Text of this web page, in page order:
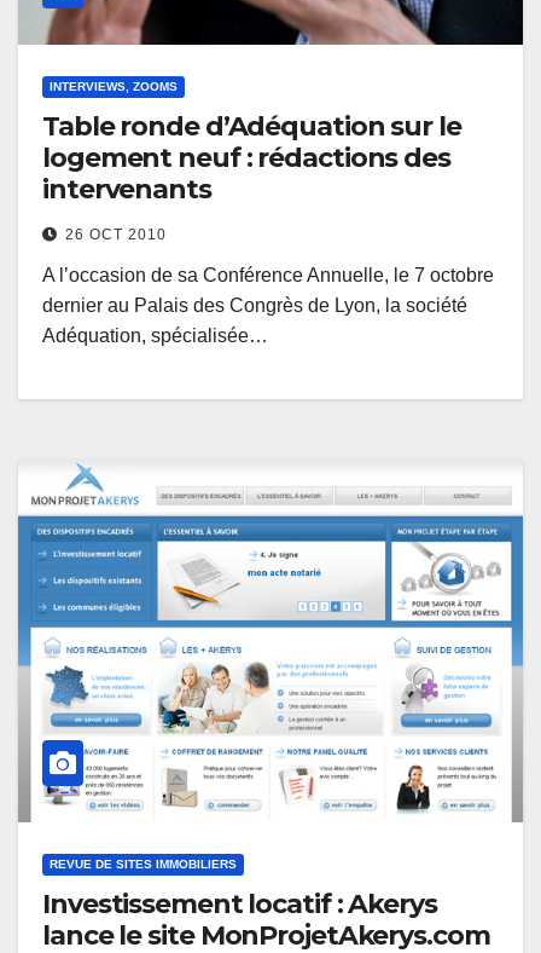
INTERVIEWS, ZOOMS
Table ronde d’Adéquation sur le
logement neuf : rédactions des
intervenants
26 OCT 2010
A l’occasion de sa Conférence Annuelle, le 7 octobre
dernier au Palais des Congrès de Lyon, la société
Adéquation, spécialisée…
REVUE DE SITES IMMOBILIERS
Investissement locatif : Akerys
lance le site MonProjetAkerys.com